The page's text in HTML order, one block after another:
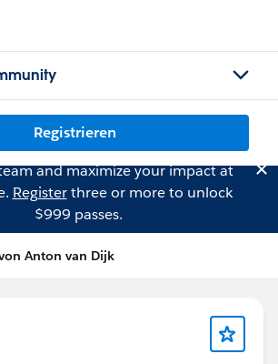
Registrieren
and maximize your impact at
Registerthree or more to unlock
$999 passes.
Anton van Dijk